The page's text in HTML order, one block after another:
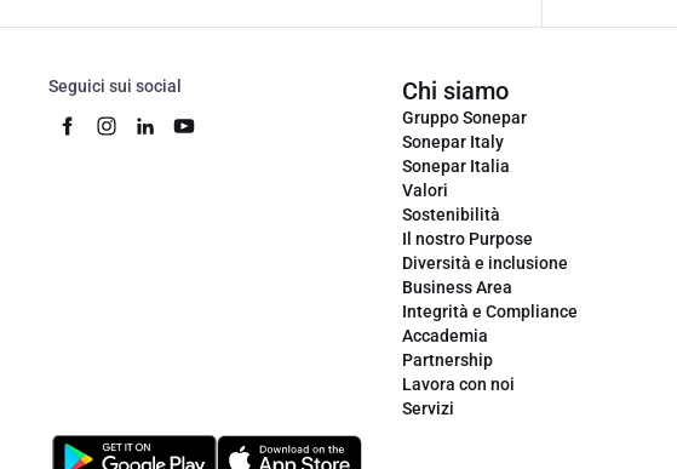
Seguici sui social Chi siamo
Gruppo Sonepar
Sonepar Italy
Sonepar Italia
Valori
Sostenibilità
Il nostro Purpose
Diversità e inclusione
Business Area
Integrità e Compliance
Accademia
Partnership
Lavora con noi
Servizi